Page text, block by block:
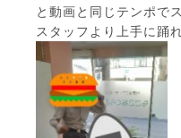
と動画と同じテンポで
スタッフより上手に踊